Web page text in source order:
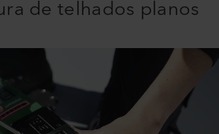
de telhados planos